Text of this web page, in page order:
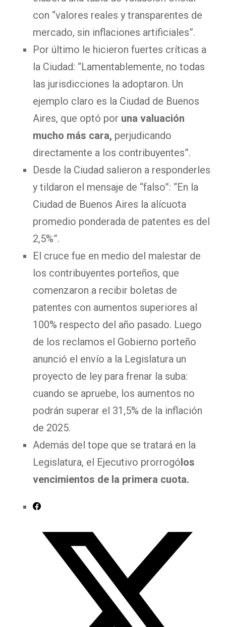
con “valores reales y transparentes de
mercado, sin inflaciones artificiales”.
Por último le hicieron fuertes críticas a
la Ciudad: “Lamentablemente, no todas
las jurisdicciones la adoptaron. Un
ejemplo claro es la Ciudad de Buenos
Aires, que optó por una valuación
mucho más cara, perjudicando
directamente a los contribuyentes”.
Desde la Ciudad salieron a responderles
y tildaron el mensaje de “falso”: “En la
Ciudad de Buenos Aires la alícuota
promedio ponderada de patentes es del
2,5%”.
El cruce fue en medio del malestar de
los contribuyentes porteños, que
comenzaron a recibir boletas de
patentes con aumentos superiores al
100% respecto del año pasado. Luego
de los reclamos el Gobierno porteño
anunció el envío a la Legislatura un
proyecto de ley para frenar la suba:
cuando se apruebe, los aumentos no
podrán superar el 31,5% de la inflación
de 2025.
Además del tope que se tratará en la
Legislatura, el Ejecutivo prorrogólos
vencimientos de la primera cuota.